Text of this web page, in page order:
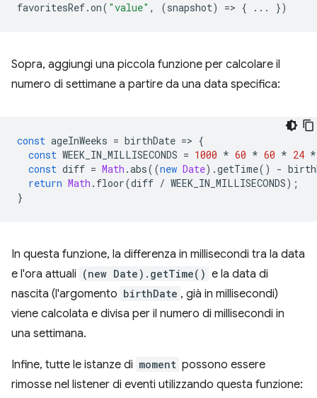
favoritesRef.on( "value" , (snapshot) => { ... })
Sopra, aggiungi una piccola funzione per calcolare il
numero di settimane a partire da una data specifica:
const ageInWeeks = birthDate => {
const WEEK_IN_MILLISECONDS = 1000 * 60 * 60 * 24 *
const diff = Math .abs((new Date).getTime() -
return Math . floor(diff / WEEK_IN_MILLISECONDS);
}
In questa funzione, la differenza in millisecondi tra la data
e l'ora attuali (new Date).getTime() e la data di
nascita (l'argomento birthDate , già in millisecondi)
viene calcolata e divisa per il numero di millisecondi in
una settimana.
Infine, tutte le istanze di moment possono essere
rimosse nel listener di eventi utilizzando questa funzione: